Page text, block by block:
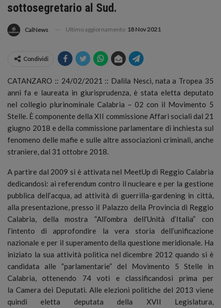
sottosegretario al Sud.
CalNews Ultimo aggiornamento 18 Nov 2021
Condividi
CATANZARO :: 24/02/2021 :: Dalila Nesci, nata a Tropea 35
anni fa e laureata in giurisprudenza, è stata eletta deputato
nel collegio plurinominale Calabria – 02 con il Movimento 5
Stelle. È componente della XII commissione Affari sociali dal 21
giugno 2018 e della commissione parlamentare di inchiesta sul
fenomeno delle mafie e sulle altre associazioni criminali, anche
straniere, dal 31 ottobre 2018.
A partire dal 2009 si è attivata nel MeetUp di Reggio Calabria
dedicandosi: ai referendum contro il nucleare e per la gestione
pubblica dell’acqua, ad attività di guerrilla-gardening in città,
alla presentazione, presso il Palazzo della Provincia di Reggio
Calabria, della mostra “All’ombra dell’Unità d’Italia” con
l’intento di approfondire la vera storia dell’unificazione
nazionale e per il superamento della questione meridionale. Ha
iniziato la sua attività politica nel dicembre 2012 quando si è
candidata alle “parlamentarie” del Movimento 5 Stelle in
Calabria, ottenendo 74 voti e classificandosi prima per
la Camera dei Deputati. Alle elezioni politiche del 2013 viene
quindi eletta deputata della XVII Legislatura,